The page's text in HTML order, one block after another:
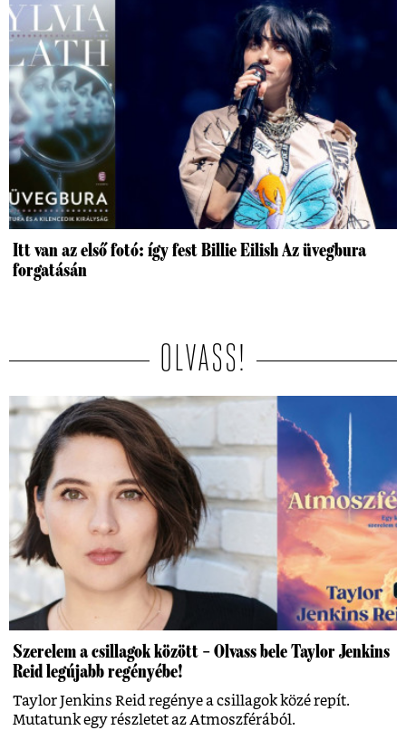
Itt van az első fotó: így fest Billie Eilish Az üvegbura
forgatásán
OLVASS!
Szerelem a csillagok között – Olvass bele Taylor Jenkins
Reid legújabb regényébe!
Taylor Jenkins Reid regénye a csillagok közé repít.
Mutatunk egy részletet az Atmoszférából.